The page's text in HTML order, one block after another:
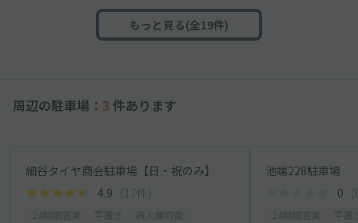
もっと見る(全19件)
周辺の駐車場： 3 件あります
細谷タイヤ商会駐車場【日・祝のみ】
4.9 （17件）
池端228駐車場
0